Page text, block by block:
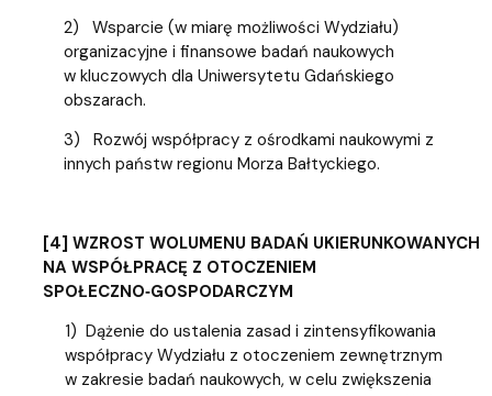
2) Wsparcie (w miarę możliwości Wydziału)
organizacyjne i finansowe badań naukowych
w kluczowych dla Uniwersytetu Gdańskiego
obszarach.
3) Rozwój współpracy z ośrodkami naukowymi z
innych państw regionu Morza Bałtyckiego.
[4] WZROST WOLUMENU BADAŃ UKIERUNKOWANYCH
NA WSPÓŁPRACĘ Z OTOCZENIEM
SPOŁECZNO‑GOSPODARCZYM
1) Dążenie do ustalenia zasad i zintensyfikowania
współpracy Wydziału z otoczeniem zewnętrznym
w zakresie badań naukowych, w celu zwiększenia